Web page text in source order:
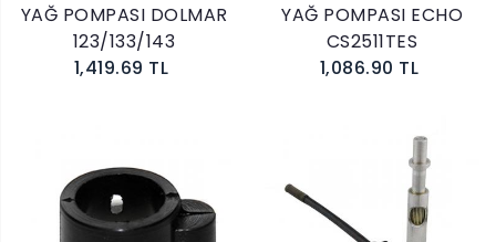
YAĞ POMPASI DOLMAR
123/133/143
1,419.69 TL
YAĞ POMPASI ECHO
CS2511TES
1,086.90 TL